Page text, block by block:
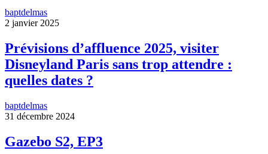
baptdelmas
2 janvier 2025
Prévisions d’affluence 2025, visiter
Disneyland Paris sans trop attendre :
quelles dates ?
baptdelmas
31 décembre 2024
Gazebo S2, EP3